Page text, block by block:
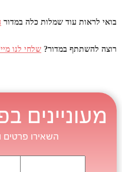
בואי לראות עוד שמלות כלה במדור
רוצה להשתתף במדור? שלחי לנו
מעוניינים
השאירו פרטים